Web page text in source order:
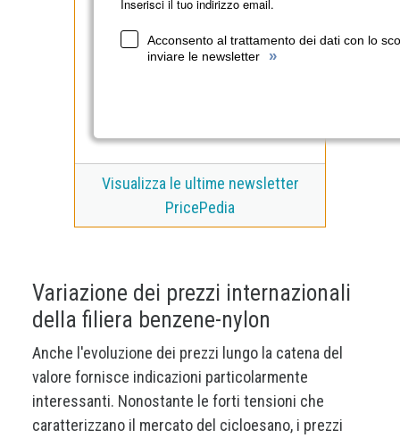
Inserisci il tuo indirizzo email.
Acconsento al trattamento dei dati con lo
inviare le newsletter
»
Visualizza le ultime newsletter
PricePedia
Variazione dei prezzi internazionali
della filiera benzene-nylon
Anche l'evoluzione dei prezzi lungo la catena del
valore fornisce indicazioni particolarmente
interessanti. Nonostante le forti tensioni che
caratterizzano il mercato del cicloesano, i prezzi